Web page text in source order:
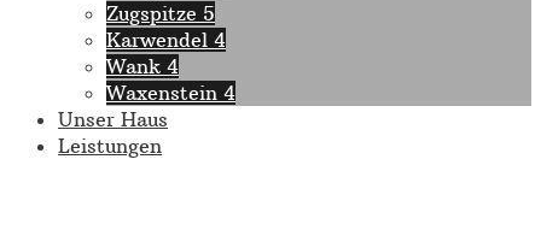
Zugspitze 5
Karwendel 4
Wank 4
Waxenstein 4
Unser Haus
Leistungen